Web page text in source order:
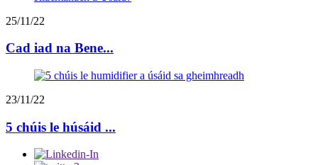
25/11/22
Cad iad na Bene...
23/11/22
5 chúis le húsáid ...